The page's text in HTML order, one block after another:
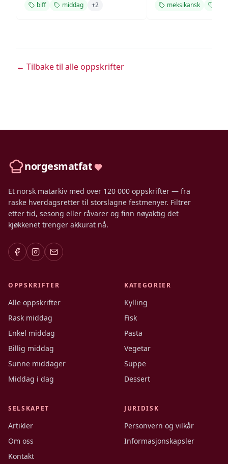
biff middag +2 meksikansk
← Tilbake til alle oppskrifter
norgesmatfat
Et norsk matarkiv med over 120 000 oppskrifter — fra
raske hverdagsretter til storslagne festmenyer. Filtrer
etter tid, sesong eller råvarer og finn nøyaktig det
kjøkkenet trenger akkurat nå.
OPPSKRIFTER
Alle oppskrifter
Rask middag
Enkel middag
Billig middag
Sunne middager
Middag i dag
KATEGORIER
Kylling
Fisk
Pasta
Vegetar
Suppe
Dessert
SELSKAPET
Artikler
Om oss
Kontakt
JURIDISK
Personvern og vilkår
Informasjonskapsler